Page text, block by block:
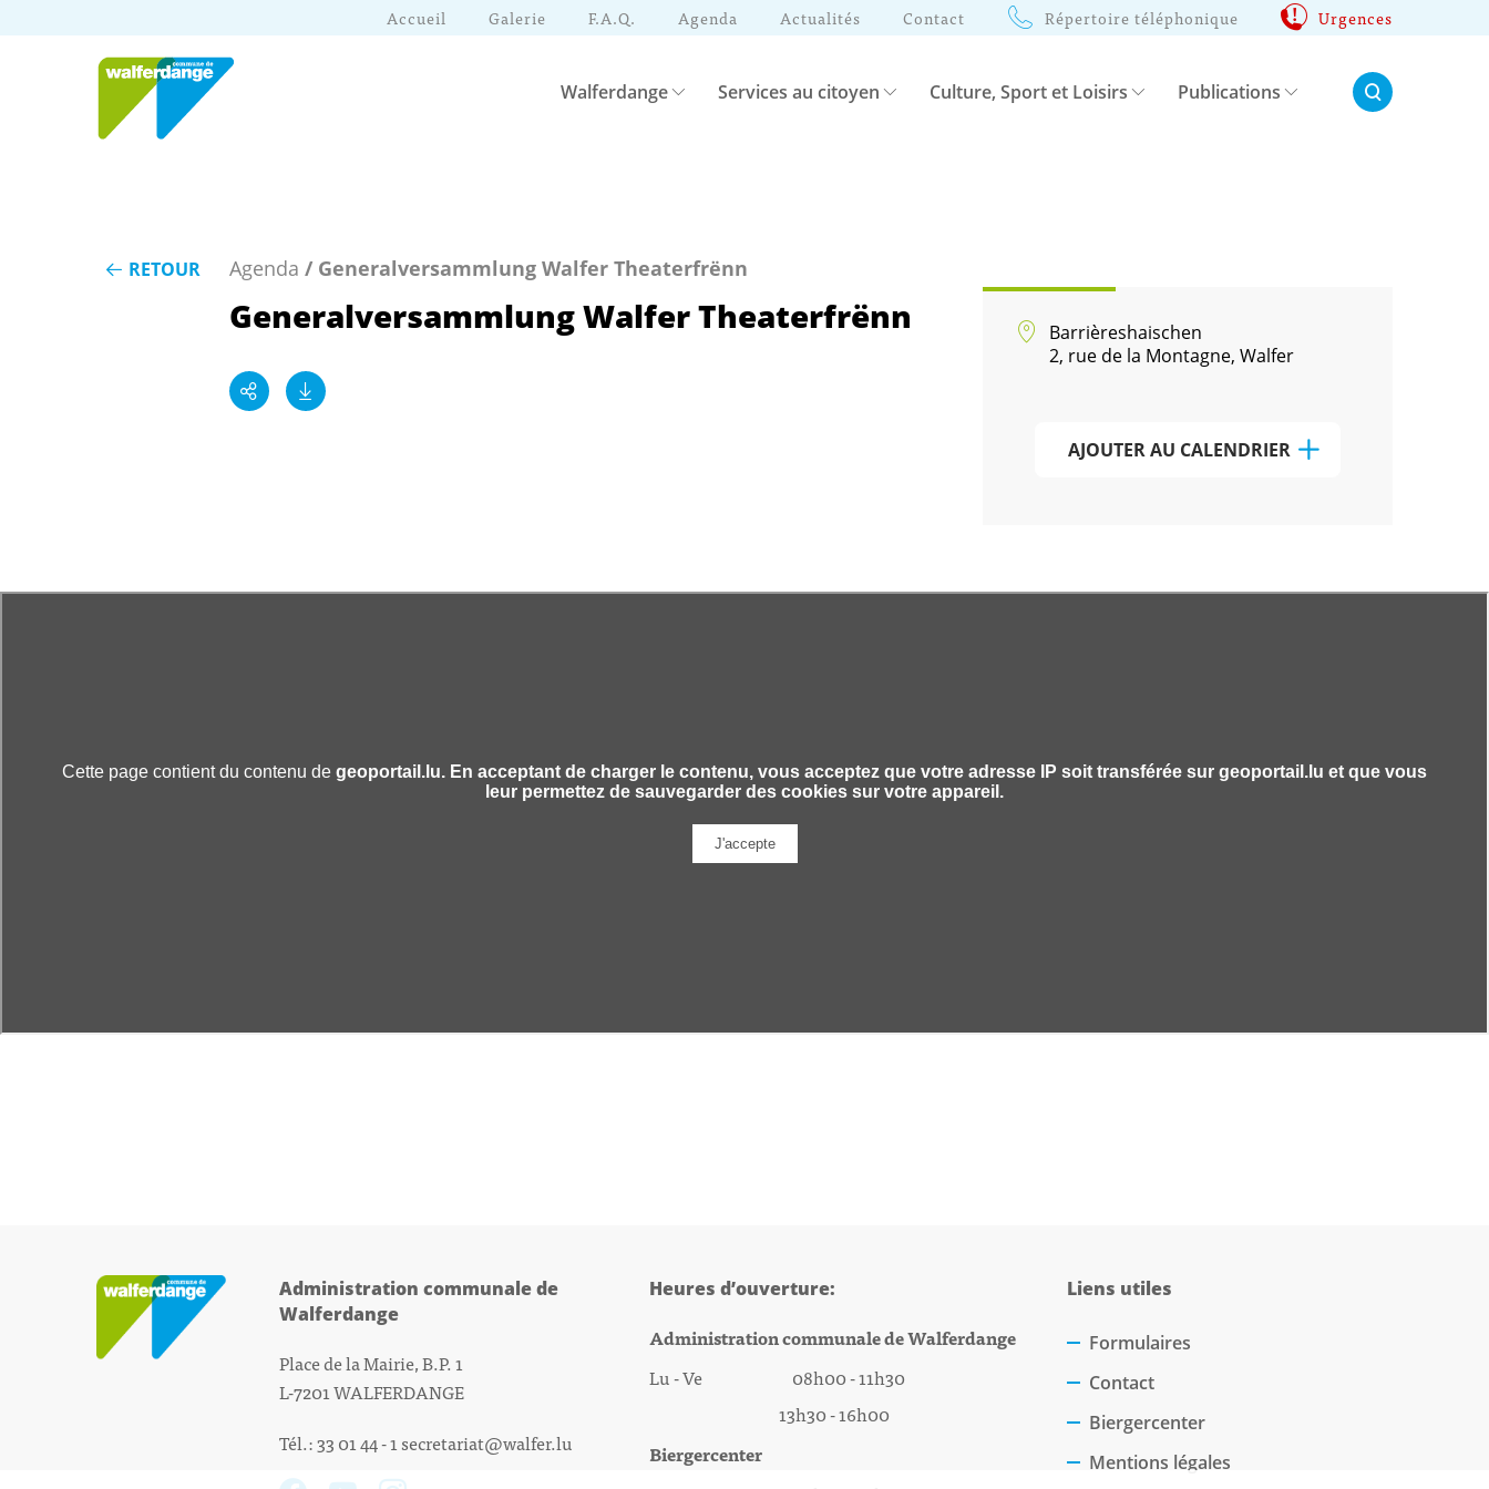
Accueil Galerie F.A.Q. Agenda Actualités Contact Répertoire téléphonique Urgences
Walferdange Services au citoyen Culture, Sport et Loisirs Publications Rechercher:
RETOUR Agenda / Generalversammlung Walfer Theaterfrënn
Generalversammlung Walfer Theaterfrënn
Barrièreshaischen
2, rue de la Montagne, Walfer
AJOUTER AU CALENDRIER
Administration communale de
Walferdange
Place de la Mairie, B.P. 1
L-7201 WALFERDANGE
Tél.: 33 01 44 - 1secretariat@walfer.lu
Heures d’ouverture:
Administration communale de Walferdange
Lu - Ve 08h00 - 11h30
13h30 - 16h00
Biergercenter
Liens utiles
Formulaires
Contact
Biergercenter
Mentions légales